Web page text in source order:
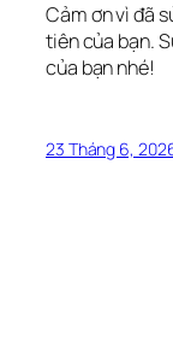
Cảm ơn vì đã
tiên của bạn.
của bạn nhé!
23 Tháng 6,